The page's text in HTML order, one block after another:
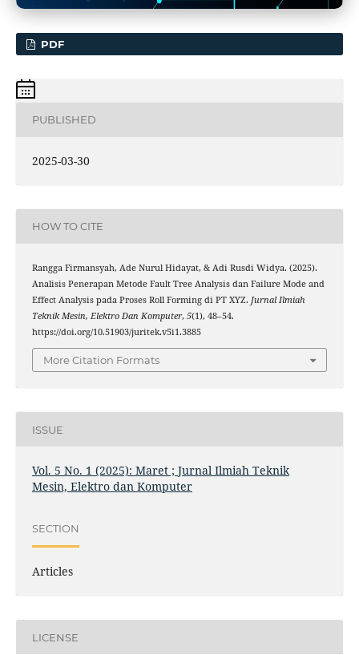
PDF
PUBLISHED
2025-03-30
HOW TO CITE
Rangga Firmansyah, Ade Nurul Hidayat, & Adi Rusdi Widya. (2025).
Analisis Penerapan Metode Fault Tree Analysis dan Failure Mode and
Effect Analysis pada Proses Roll Forming di PT XYZ. Jurnal Ilmiah
Teknik Mesin, Elektro Dan Komputer, 5(1), 48–54.
https://doi.org/10.51903/juritek.v5i1.3885
More Citation Formats
ISSUE
Vol. 5 No. 1 (2025): Maret ; Jurnal Ilmiah Teknik
Mesin, Elektro dan Komputer
SECTION
Articles
LICENSE